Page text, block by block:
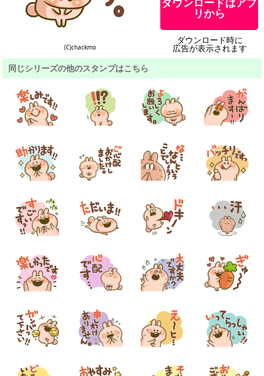
(C)chackmo
リから
ダウンロード時に
広告が表示されます
同じシリーズの他のスタンプはこちら